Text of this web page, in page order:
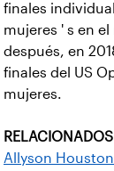
finales
mujeres ' s en
después, en
finales del US
mujeres.
RELACIONADOS
Allyson Houston